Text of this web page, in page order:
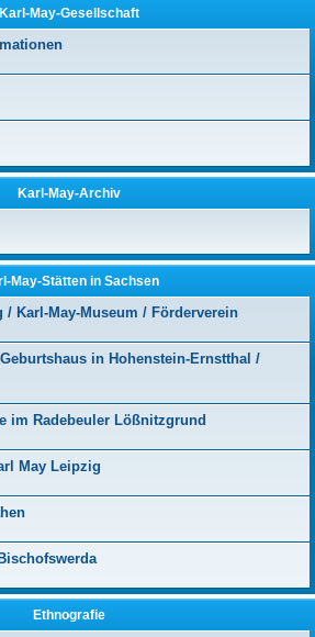
Karl-May-Gesellschaft
Karl-May-Archiv
May-Stätten in Sachsen
/ Karl-May-Museum / Förderverein
in Hohenstein-Ernstthal /
im Radebeuler Lößnitzgrund
May Leipzig
Ethnografie